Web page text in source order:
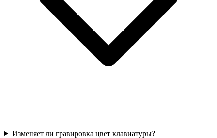
Изменяет ли гравировка цвет клавиатуры?